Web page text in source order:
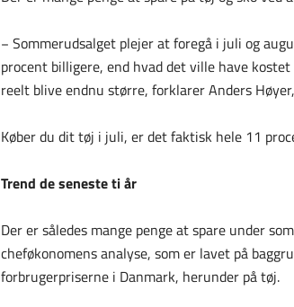
− Sommerudsalget plejer at foregå i juli og
procent billigere, end hvad det ville have
reelt blive endnu større, forklarer Anders
Køber du dit tøj i juli, er det faktisk hele 11
Trend de seneste ti år
Der er således mange penge at spare under
cheføkonomens analyse, som er lavet på
forbrugerpriserne i Danmark, herunder på tøj.